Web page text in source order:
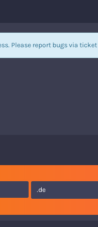
Please report bugs via ticket
.de